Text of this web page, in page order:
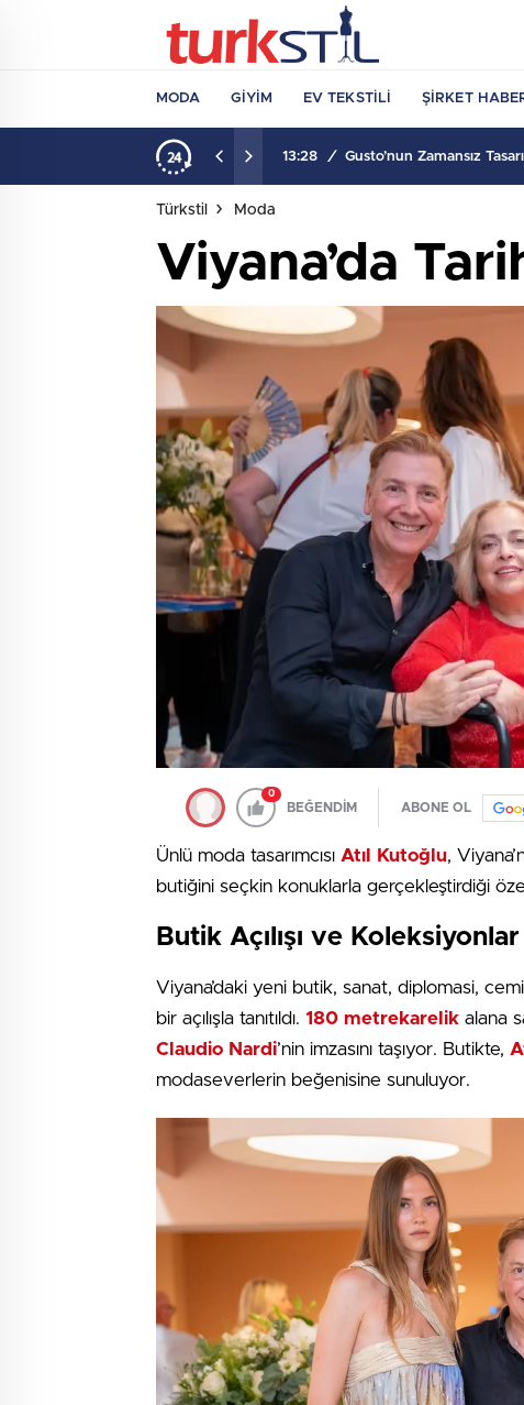
MODA GIYIM EV TEKSTILI ŞIRKET
13:28 / Gusto’nun Zamansız
Türkstil Moda
Viyana’da
0
BEĞENDİM ABONE OL
Ünlü moda tasarımcısı Atıl Kutoğlu,
butiğini seçkin konuklarla gerçekleştirdiği
Butik Açılışı ve Koleksiyonlar
Viyana’daki yeni butik, sanat, diplomasi,
bir açılışla tanıtıldı. 180 metrekarelik alana
Claudio Nardi’nin imzasını taşıyor. Butikte,
modaseverlerin beğenisine sunuluyor.